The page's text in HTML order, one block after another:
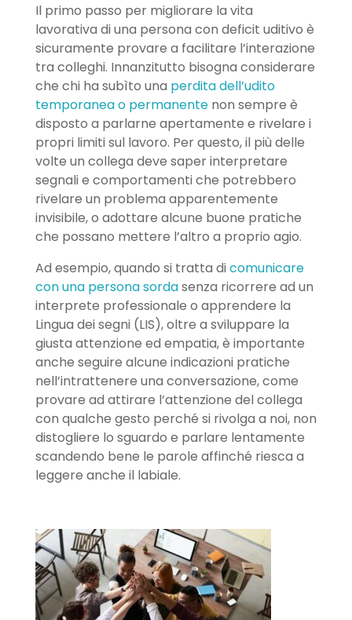
Il primo passo per migliorare la vita
lavorativa di una persona con deficit uditivo è
sicuramente provare a facilitare l’interazione
tra colleghi. Innanzitutto bisogna considerare
che chi ha subìto una perdita dell’udito
temporanea o permanentenon sempre è
disposto a parlarne apertamente e rivelare i
propri limiti sul lavoro. Per questo, il più delle
volte un collega deve saper interpretare
segnali e comportamenti che potrebbero
rivelare un problema apparentemente
invisibile, o adottare alcune buone pratiche
che possano mettere l’altro a proprio agio.
Ad esempio, quando si tratta dicomunicare
con una persona sordasenza ricorrere ad un
interprete professionale o apprendere la
Lingua dei segni (LIS), oltre a sviluppare la
giusta attenzione ed empatia, è importante
anche seguire alcune indicazioni pratiche
nell’intrattenere una conversazione, come
provare ad attirare l’attenzione del collega
con qualche gesto perché si rivolga a noi, non
distogliere lo sguardo e parlare lentamente
scandendo bene le parole affinché riesca a
leggere anche il labiale.